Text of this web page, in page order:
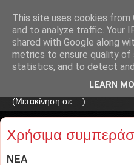
Χρήσιμα
ΝΕΑ
This site uses cookies
and to analyze traffic. Your
shared with Google along
metrics to ensure quality of
statistics, and to detect
LEARN